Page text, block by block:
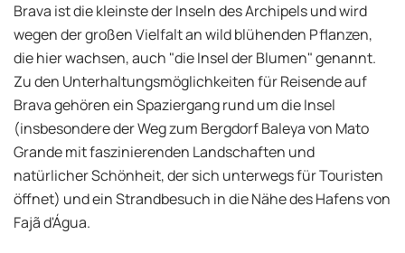
Brava ist die kleinste der Inseln des Archipels und wird
wegen der großen Vielfalt an wild blühenden Pflanzen,
die hier wachsen, auch "die Insel der Blumen" genannt.
Zu den Unterhaltungsmöglichkeiten für Reisende auf
Brava gehören ein Spaziergang rund um die Insel
(insbesondere der Weg zum Bergdorf Baleya von Mato
Grande mit faszinierenden Landschaften und
natürlicher Schönheit, der sich unterwegs für Touristen
öffnet) und ein Strandbesuch in die Nähe des Hafens von
Fajã d'Água.